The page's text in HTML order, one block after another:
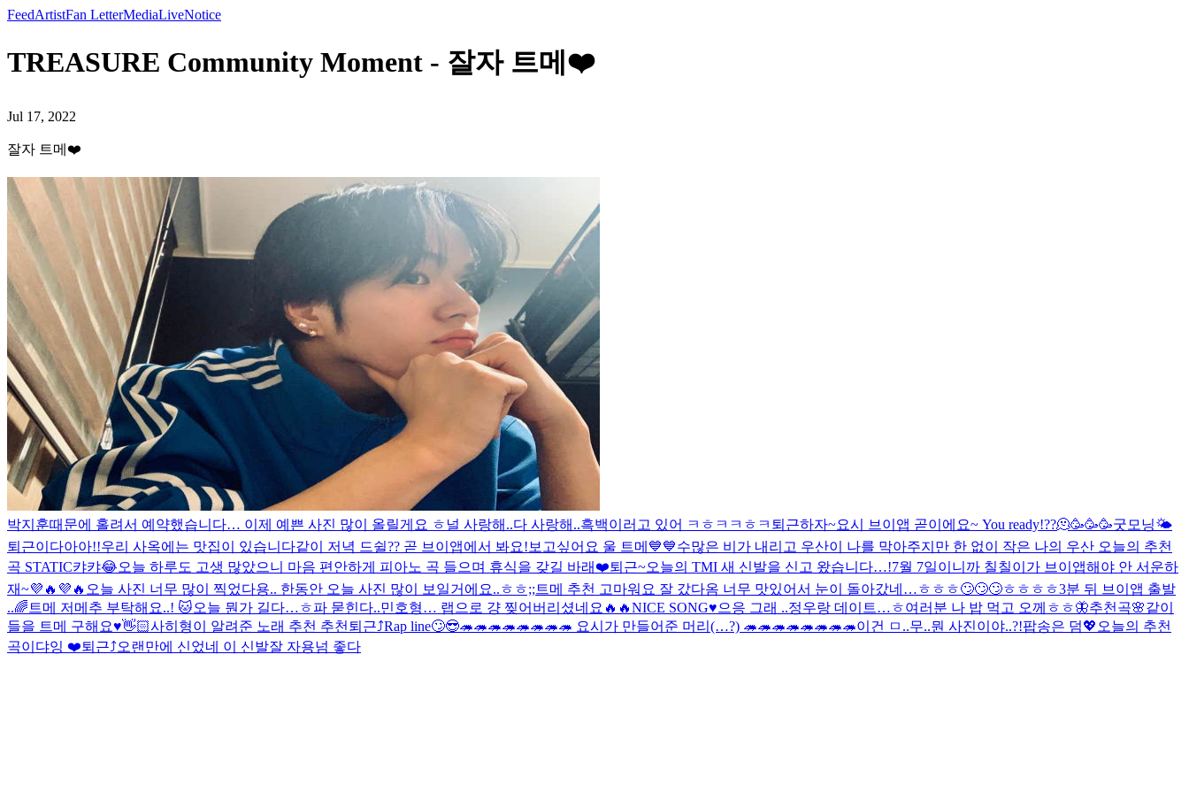
FeedArtistFan LetterMediaLiveNotice
TREASURE Community Moment - 잘자 트메❤️
Jul 17, 2022
잘자 트메❤️
박지훈때문에 홀려서 예약했습니다… 이제 예쁜 사진 많이 올릴게요 ㅎ 널 사랑해..다 사랑해..흑백이러고 있어 ㅋㅎㅋㅋㅎㅋ 퇴근하자~요시 브이앱 곧이에요~ You ready!??🫠🥳🥳🥳굿모닝🌤
퇴근이다아아!!우리 사옥에는 맛집이 있습니다같이 저녁 드쉴?? 곧 브이앱에서 봐요! 보고싶어요 울 트메💙💙수많은 비가 내리고 우산이 나를 막아주지만 한 없이 작은 나의 우산 오늘의 추천
곡 STATIC캬캬😂오늘 하루도 고생 많았으니 마음 편안하게 피아노 곡 들으며 휴식을 갖길 바래❤️퇴근~오늘의 TMI 새 신발을 신고 왔습니다…!7월 7일이니까 칠칠이가 브이앱해야 안 서운하
재~💜🔥💜🔥 오늘 사진 너무 많이 찍었다용.. 한동안 오늘 사진 많이 보일거에요..ㅎㅎ;; 트메 추천 고마워요 잘 갔다옴 너무 맛있어서 눈이 돌아갔네…ㅎㅎㅎ🙄🙄🙄ㅎㅎㅎㅎ3분 뒤 브이앱 출발
..🌈 트메 저메추 부탁해요..! 🐱오늘 뭔가 길다…ㅎ파 묻힌다..민호형… 랩으로 걍 찢어버리셨네요🔥🔥NICE SONG♥️으응 그래 ..정우랑 데이트…ㅎ여러분 나 밥 먹고 오께ㅎㅎ🦋추천곡🌸같이
들을 트메 구해요♥️👋🏻사히형이 알려준 노래 추천 추천 퇴근⤴︎Rap line🙄😎🦔🦔🦔🦔🦔🦔🦔🦔 요시가 만들어준 머리(…?) 🦔🦔🦔🦔🦔🦔🦔🦔이건 ㅁ..무..뭔 사진이야..?!팝송은 덤💖 오늘의 추천
곡이댜잉 ❤️퇴근⤴︎오랜만에 신었네 이 신발잘 자용넘 좋다